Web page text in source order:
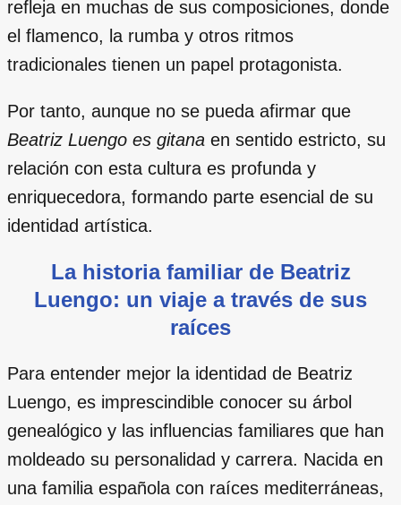
refleja en muchas de sus composiciones, donde
el flamenco, la rumba y otros ritmos
tradicionales tienen un papel protagonista.
Por tanto, aunque no se pueda afirmar que
Beatriz Luengo es gitana en sentido estricto, su
relación con esta cultura es profunda y
enriquecedora, formando parte esencial de su
identidad artística.
La historia familiar de Beatriz
Luengo: un viaje a través de sus
raíces
Para entender mejor la identidad de Beatriz
Luengo, es imprescindible conocer su árbol
genealógico y las influencias familiares que han
moldeado su personalidad y carrera. Nacida en
una familia española con raíces mediterráneas,